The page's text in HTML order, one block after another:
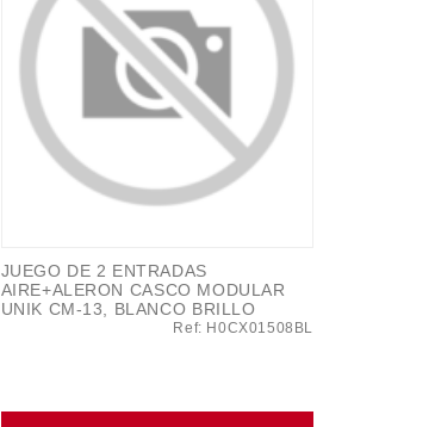
JUEGO DE 2 ENTRADAS
AIRE+ALERON CASCO MODULAR
UNIK CM-13, BLANCO BRILLO
Ref: H0CX01508BL